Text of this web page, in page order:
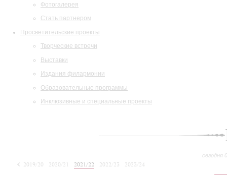
Фотогалерея
Стать партнером
Просветительские проекты
Творческие встречи
Выставки
Издания филармонии
Образовательные программы
Инклюзивные и специальные проекты
сегодня
2019/20 2020/21 2021/22 2022/23
2023/24